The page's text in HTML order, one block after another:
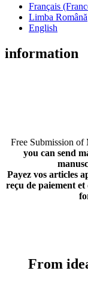
Français
Limba Română
English
information
Free Submission of
you can send
Payez vos articles
reçu de paiement
From